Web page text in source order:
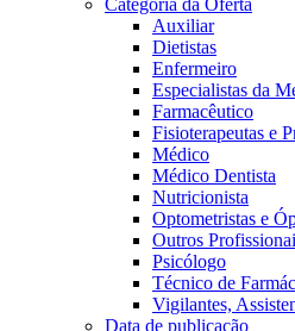
Auxiliar
Dietistas
Enfermeiro
Especialistas da
Farmacêutico
Fisioterapeutas e
Médico
Médico Dentista
Nutricionista
Optometristas e
Outros
Psicólogo
Técnico de
Vigilantes,
Data de publicação